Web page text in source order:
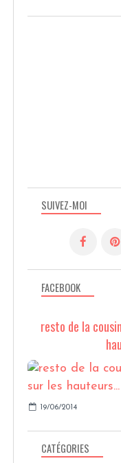
SUIVEZ-MOI
FACEBOOK
resto de la
19/06/2014
CATÉGORIES